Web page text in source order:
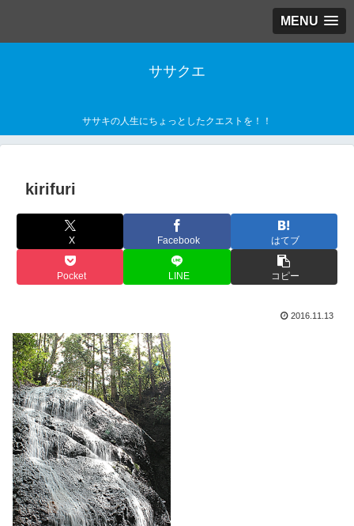
MENU
ササクエ
ササキの人生にちょっとしたクエストを！！
kirifuri
X Facebook はてブ
Pocket LINE コピー
2016.11.13